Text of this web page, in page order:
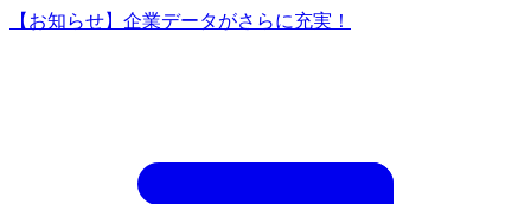
【お知らせ】企業データがさらに充実！